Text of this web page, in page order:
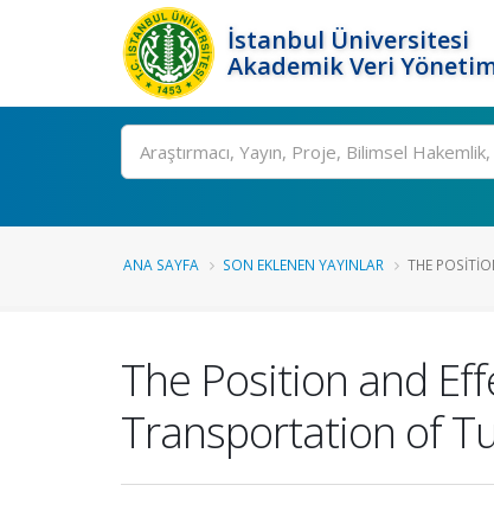
İstanbul Üniversitesi
Akademik Veri
Ara
ANA SAYFA SON EKLENEN YAYINLAR THE
The Position and
Transportation of